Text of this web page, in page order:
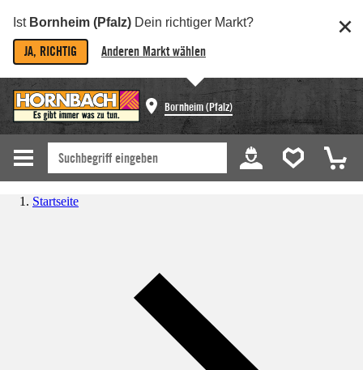
Ist Bornheim (Pfalz) Dein richtiger Markt?
JA, RICHTIG Anderen Markt wählen
Bornheim (Pfalz)
Startseite